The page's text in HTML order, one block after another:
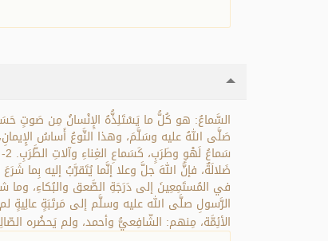
السَّماعُ: هو كُلُّ ما يَسْتَلِذُّهُ الإِنْسانُ مِن صَوتٍ
ضَلالَةٌ، فإنَّ اللهَ جلَّ وعلا إنَّما يُتَقرَّبُ إليه بِما
في المُستَمِعِينَ إلى دَرَجَةِ الصَّعق والبُكاءِ، وما
الرَّسولِ صلَّى الله عليه وسلَّم إلى مَرتَبَةٍ عالِيةٍ
الأئِمَّة، مِنهم: الشّافِعيُّ وأحمد، ولم يَحضُره